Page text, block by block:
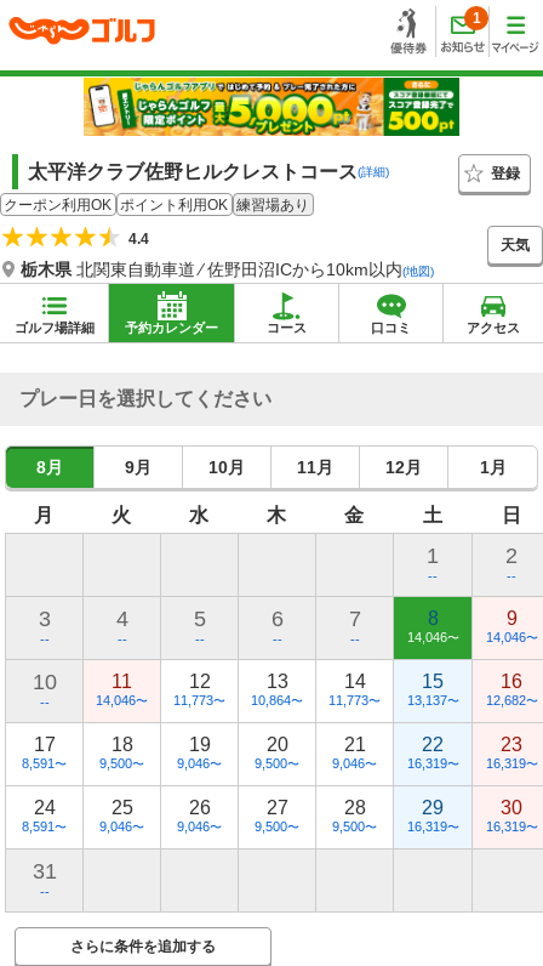
1
太平洋クラブ佐野ヒルクレストコース(詳細)
登録
クーポン利用OK ポイント利用OK 練習場あり
4.4
栃木県北関東自動車道 ⁄ 佐野田沼ICから10km以内(地図)
天気
ゴルフ場詳細 予約カレンダー コース 口コミ アクセス
プレー日を選択してください
8月 9月 10月 11月 12月 1月
月 火 水 木 金 土 日
1
--
2
--
3
--
4
--
5
--
6
--
7
--
8
14,046〜
9
14,046〜
10
--
11
14,046〜
12
11,773〜
13
10,864〜
14
11,773〜
15
13,137〜
16
12,682〜
17
8,591〜
18
9,500〜
19
9,046〜
20
9,500〜
21
9,046〜
22
16,319〜
23
16,319〜
24
8,591〜
25
9,046〜
26
9,046〜
27
9,500〜
28
9,500〜
29
16,319〜
30
16,319〜
31
--
さらに条件を追加する